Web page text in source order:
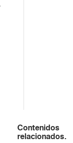
Contenidos
relacionados.